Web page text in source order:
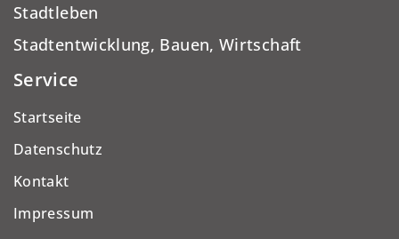
Stadtleben
Stadtentwicklung, Bauen, Wirtschaft
Service
Startseite
Datenschutz
Kontakt
Impressum